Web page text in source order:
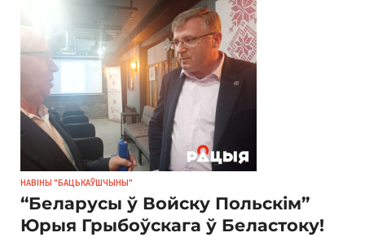
НАВІНЫ "БАЦЬКАЎШЧЫНЫ"
“Беларусы ў Войску Польскім”
Юрыя Грыбоўскага ў Беластоку!